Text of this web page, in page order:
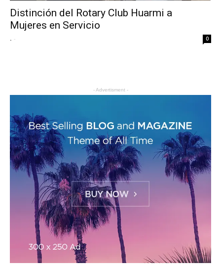
Distinción del Rotary Club Huarmi a
Mujeres en Servicio
. - 0
- Advertisment -